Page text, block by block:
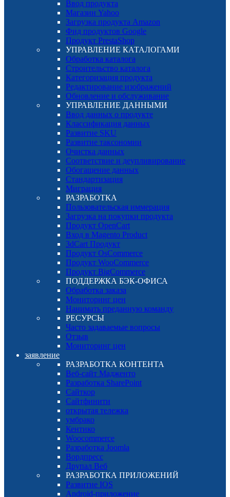
Ввод продукта
Магазин Yahoo
Загрузка продукта Amazon
Фид продуктов Google
Продукт PrestaShop
УПРАВЛЕНИЕ КАТАЛОГАМИ
Обработка каталога
Строительство каталога
Категоризация продукта
Редактирование изображений
Обновление и обслуживание
УПРАВЛЕНИЕ ДАННЫМИ
Ввод данных о продукте
Классификация данных
Развитие SKU
Развитие таксономии
Очистка данных
Соответствие и деупливирование
Обогащение данных
Стандартизация
Миграция
РАЗРАБОТКА
Пользовательская иммерация
Загрузка на покупки продукта
Продукт OpenCart
Вход в Magento Product
3dCart Продукт
Продукт OsCommerce
Продукт WooCommerce
Продукт BigCommerce
ПОДДЕРЖКА БЭК-ОФИСА
Обработка заказа
Мониторинг цен
Нанимать преданную команду
РЕСУРСЫ
Часто задаваемые вопросы
Отзыв
Мониторинг цен
заявление
РАЗРАБОТКА КОНТЕНТА
Веб-сайт Мадженто
Разработка SharePoint
Сайткор
Сайтфинити
открытая тележка
умбрако
Кентико
Woocommerce
Разработка Joomla
Вордпресс
Друпал Веб
РАЗРАБОТКА ПРИЛОЖЕНИЙ
Развитие IOS
Android-приложение